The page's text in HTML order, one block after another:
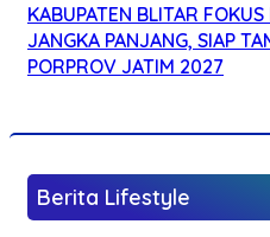
KABUPATEN BLITAR
JANGKA PANJANG, SIAP
PORPROV JATIM 2027
Berita Lifestyle